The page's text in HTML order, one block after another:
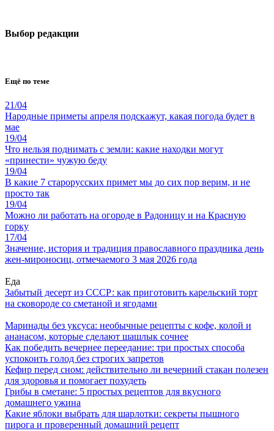
Выбор редакции
Ещё по теме
21/04
Народные приметы апреля подскажут, какая погода будет в
мае
19/04
Что нельзя поднимать с земли: какие находки могут
«принести» чужую беду
19/04
В какие 7 старорусских примет мы до сих пор верим, и не
просто так
19/04
Можно ли работать на огороде в Радоницу и на Красную
горку
17/04
Значение, история и традиция православного праздника день
жен-мироносиц, отмечаемого 3 мая 2026 года
Еда
Забытый десерт из СССР: как приготовить карельский торт
на сковороде со сметаной и ягодами
Маринады без уксуса: необычные рецепты с кофе, колой и
ананасом, которые сделают шашлык сочнее
Как победить вечернее переедание: три простых способа
успокоить голод без строгих запретов
Кефир перед сном: действительно ли вечерний стакан полезен
для здоровья и помогает похудеть
Грибы в сметане: 5 простых рецептов для вкусного
домашнего ужина
Какие яблоки выбрать для шарлотки: секреты пышного
пирога и проверенный домашний рецепт